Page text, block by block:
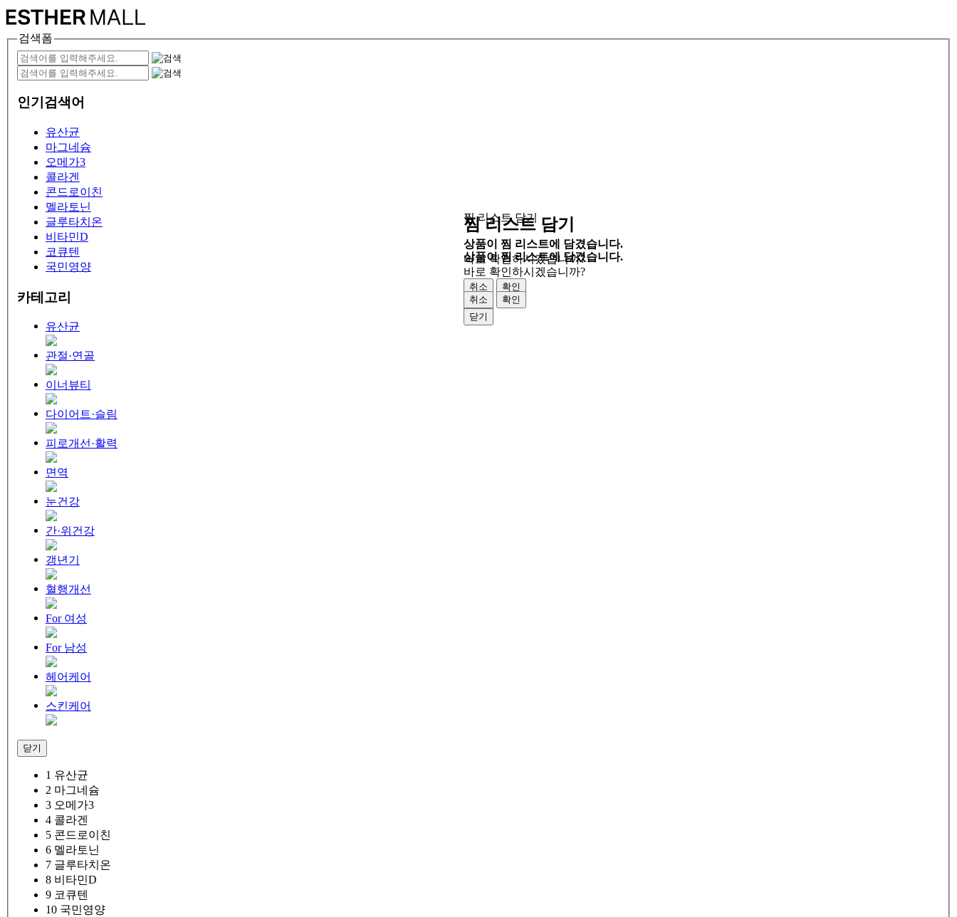
검색폼
인기검색어
유산균
마그네슘
오메가3
콜라겐
콘드로이친
멜라토닌
글루타치온
비타민D
코큐텐
국민영양
카테고리
유산균
관절·연골
이너뷰티
다이어트·슬림
피로개선·활력
면역
눈건강
간·위건강
갱년기
혈행개선
For 여성
For 남성
헤어케어
스킨케어
닫기
1 유산균
2 마그네슘
3 오메가3
4 콜라겐
5 콘드로이친
6 멜라토닌
7 글루타치온
8 비타민D
9 코큐텐
10 국민영양
찜 리스트 담기
상품이 찜 리스트에 담겼습니다.
바로 확인하시겠습니까?
취소
확인
닫기
찜 리스트 담기
상품이 찜 리스트에 담겼습니다.
바로 확인하시겠습니까?
취소
확인
닫기